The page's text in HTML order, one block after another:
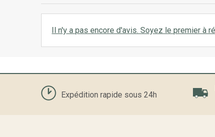
Il n'y a pas encore d'avis. Soyez le premier à
Expédition rapide sous 24h